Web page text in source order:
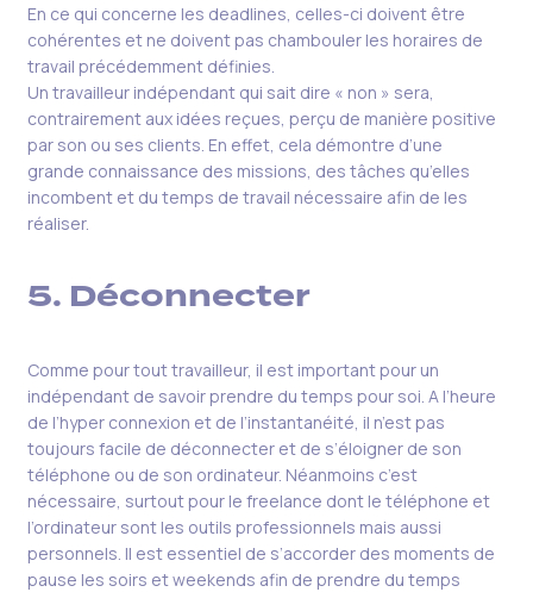
En ce qui concerne les deadlines, celles-ci doivent être
cohérentes et ne doivent pas chambouler les horaires de
travail précédemment définies.
Un travailleur indépendant qui sait dire « non » sera,
contrairement aux idées reçues, perçu de manière positive
par son ou ses clients. En effet, cela démontre d’une
grande connaissance des missions, des tâches qu’elles
incombent et du temps de travail nécessaire afin de les
réaliser.
5. Déconnecter
Comme pour tout travailleur, il est important pour un
indépendant de savoir prendre du temps pour soi. A l’heure
de l’hyper connexion et de l’instantanéité, il n’est pas
toujours facile de déconnecter et de s’éloigner de son
téléphone ou de son ordinateur. Néanmoins c’est
nécessaire, surtout pour le freelance dont le téléphone et
l’ordinateur sont les outils professionnels mais aussi
personnels. Il est essentiel de s’accorder des moments de
pause les soirs et weekends afin de prendre du temps